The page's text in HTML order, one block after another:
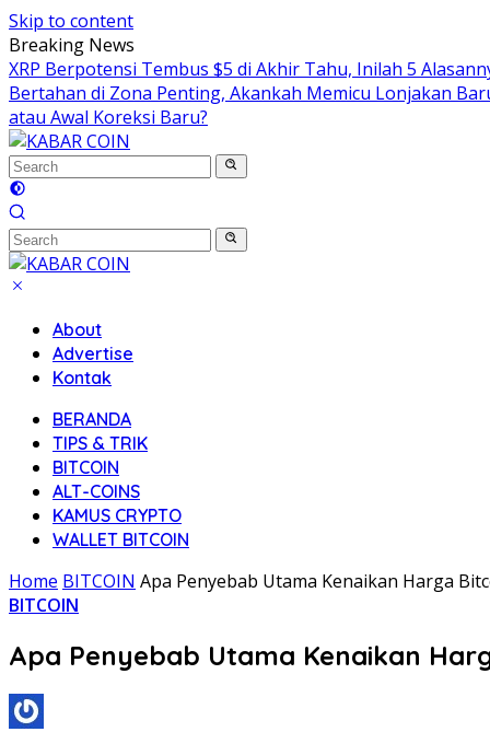
Skip to content
Breaking News
XRP Berpotensi Tembus $5 di Akhir Tahu, Inilah 5
Bertahan di Zona Penting, Akankah Memicu Lonjakan
atau Awal Koreksi Baru?
About
Advertise
Kontak
BERANDA
TIPS & TRIK
BITCOIN
ALT-COINS
KAMUS CRYPTO
WALLET BITCOIN
Home BITCOIN Apa Penyebab Utama Kenaikan Harga
BITCOIN
Apa Penyebab Utama Kenaikan